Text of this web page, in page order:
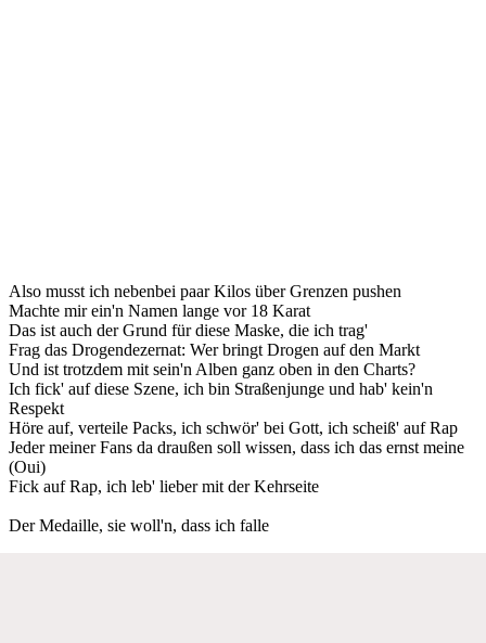
Also musst ich nebenbei paar Kilos über Grenzen pushen
Machte mir ein'n Namen lange vor 18 Karat
Das ist auch der Grund für diese Maske, die ich trag'
Frag das Drogendezernat: Wer bringt Drogen auf den Markt
Und ist trotzdem mit sein'n Alben ganz oben in den Charts?
Ich fick' auf diese Szene, ich bin Straßenjunge und hab' kein'n
Respekt
Höre auf, verteile Packs, ich schwör' bei Gott, ich scheiß' auf Rap
Jeder meiner Fans da draußen soll wissen, dass ich das ernst meine
(Oui)
Fick auf Rap, ich leb' lieber mit der Kehrseite
Der Medaille, sie woll'n, dass ich falle